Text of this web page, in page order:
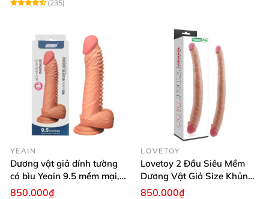
(235)
YEAIN
Dương vật giả dính tường
có bìu Yeain 9.5 mềm mại,
kích thích mạnh
850.000₫
LOVETOY
Lovetoy 2 Đầu Siêu Mềm
Dương Vật Giả Size Khủng
Uốn Dẻo
850.000₫